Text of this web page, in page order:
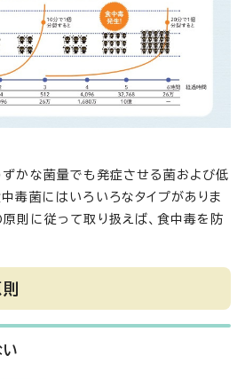
ずかな菌量でも発症させる菌および低
毒菌にはいろいろなタイプがありま
則に従って取り扱えば、食中毒を防